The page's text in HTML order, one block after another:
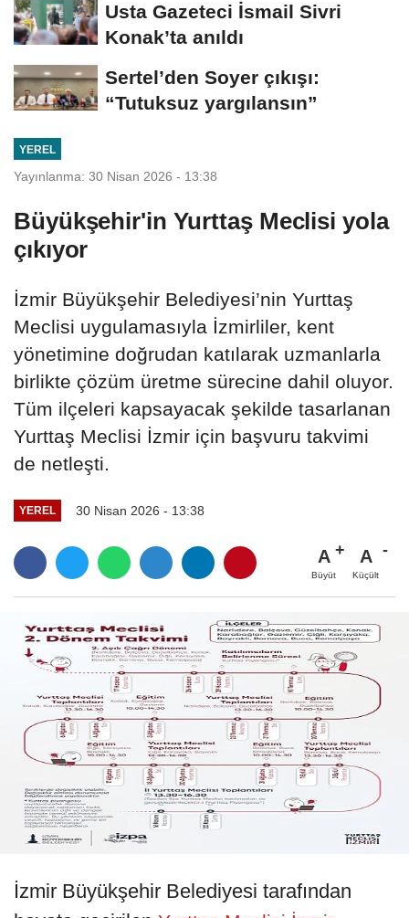
Usta Gazeteci İsmail Sivri
Konak’ta anıldı
Sertel’den Soyer çıkışı:
“Tutuksuz yargılansın”
YEREL
Yayınlanma: 30 Nisan 2026 - 13:38
Büyükşehir'in Yurttaş Meclisi yola
çıkıyor
İzmir Büyükşehir Belediyesi’nin Yurttaş
Meclisi uygulamasıyla İzmirliler, kent
yönetimine doğrudan katılarak uzmanlarla
birlikte çözüm üretme sürecine dahil oluyor.
Tüm ilçeleri kapsayacak şekilde tasarlanan
Yurttaş Meclisi İzmir için başvuru takvimi
de netleşti.
YEREL 30 Nisan 2026 - 13:38
A
Büyüt
A
Küçült
İzmir Büyükşehir Belediyesi tarafından